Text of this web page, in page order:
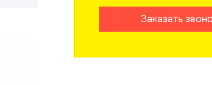
Заказать